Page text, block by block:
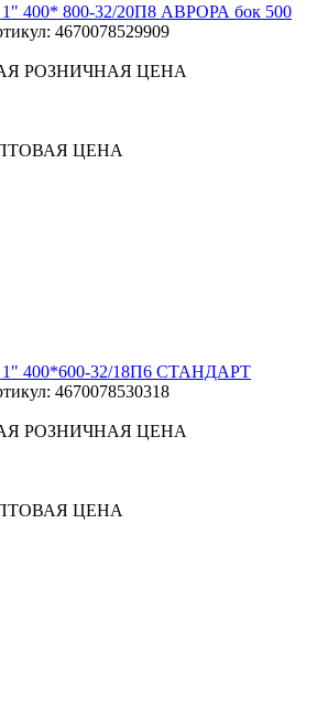
1" 400* 800-32/20П8 АВРОРА бок 500
4670078529909
РОЗНИЧНАЯ ЦЕНА
ЦЕНА
1" 400*600-32/18П6 СТАНДАРТ
4670078530318
РОЗНИЧНАЯ ЦЕНА
ЦЕНА